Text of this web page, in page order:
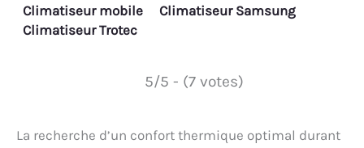
Climatiseur mobile
Climatiseur Samsung
Climatiseur Trotec
5/5 - (7 votes)
La recherche d’un confort thermique optimal durant